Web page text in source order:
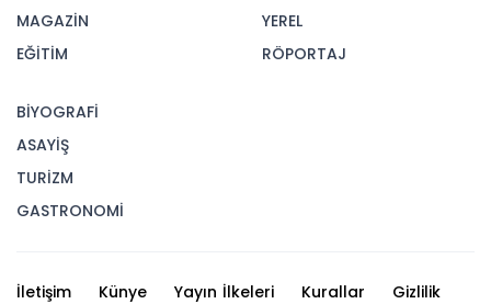
MAGAZİN
EĞİTİM
YEREL
RÖPORTAJ
BİYOGRAFİ
ASAYİŞ
TURİZM
GASTRONOMİ
İletişim Künye Yayın İlkeleri Kurallar Gizlilik